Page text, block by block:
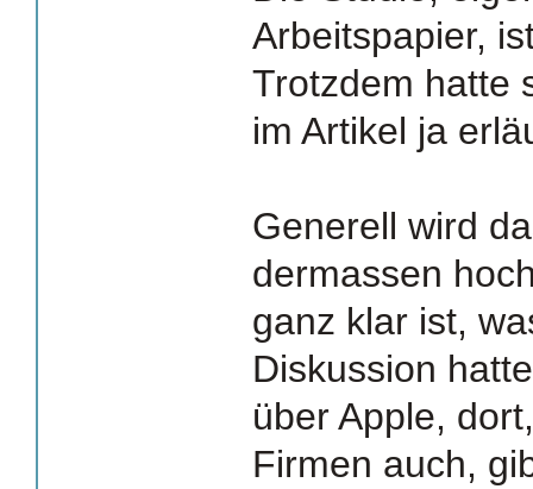
Arbeitspapier,
Trotzdem hatte
im Artikel ja
Generell wird
dermassen
ganz klar ist,
Diskussion
über Apple,
Firmen auch,